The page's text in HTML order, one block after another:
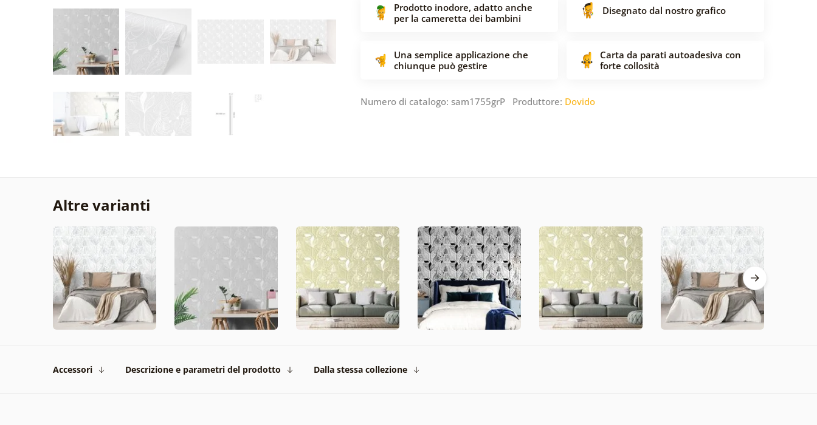
Prodotto inodore, adatto anche
per la cameretta dei bambini
Disegnato dal nostro grafico
Una semplice applicazione che
chiunque può gestire
Carta da parati autoadesiva con
forte collosità
Numero di catalogo: sam1755grP Produttore: Dovido
Altre varianti
Accessori Descrizione e parametri del prodotto Dalla stessa collezione